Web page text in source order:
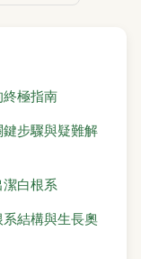
極指南
步驟與疑難解
白根系
結構與生長奧